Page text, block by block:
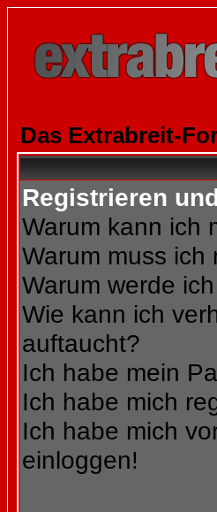
Das Extrabreit-
Registrieren
Warum kann ich
Warum muss ich
Warum werde
Wie kann ich
auftaucht?
Ich habe mein
Ich habe mich
Ich habe mich
einloggen!